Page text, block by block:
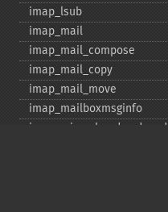
imap_​lsub
imap_​mail
imap_​mail_​compose
imap_​mail_​copy
imap_​mail_​move
imap_​mailboxmsginfo
imap_​mime_​header_​decode